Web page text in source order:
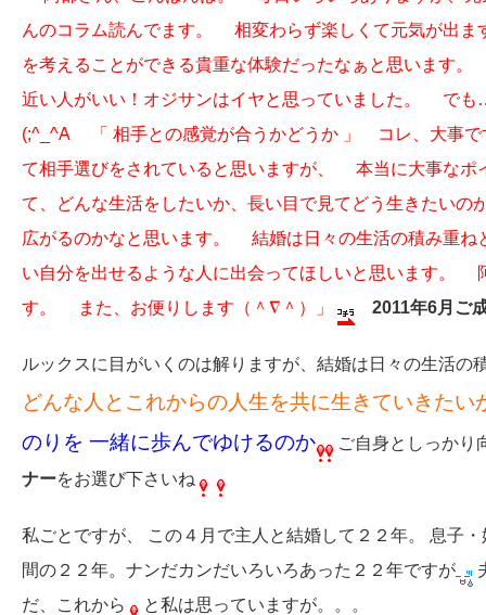
んのコラム読んでます。
相変わらず楽しくて元気が出ま
を考えることができる貴重な体験だったなぁと思います。
近い人がいい！オジサンはイヤと思っていました。
でも…
(;^_^A
「 相手との感覚が合うかどうか 」 コレ、大事で
て相手選びをされていると思いますが、
本当に大事なポ
て、どんな生活をしたいか、長い目で見てどう生きたいの
広がるのかなと思います。
結婚は日々の生活の積み重ね
い自分を出せるような人に出会ってほしいと思います。
す。
また、お便りします（＾∇＾）」 2011年6月ご
ルックスに目がいくのは解りますが、結婚は日々の生活の
どんな人とこれからの人生を共に生きていきたい
のりを 一緒に歩んでゆけるのか
ご自身としっかり
ナーをお選び下さいね
私ごとですが、 この４月で主人と結婚して２２年。 息子
間の２２年。ナンだカンだいろいろあった２２年ですが
だ、これから
と私は思っていますが。。。